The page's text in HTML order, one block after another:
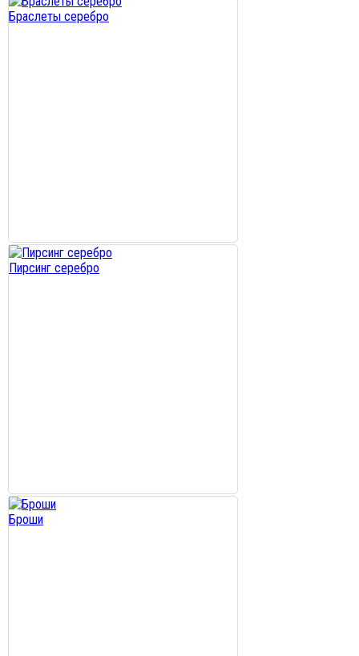
Браслеты серебро
Пирсинг серебро
Броши